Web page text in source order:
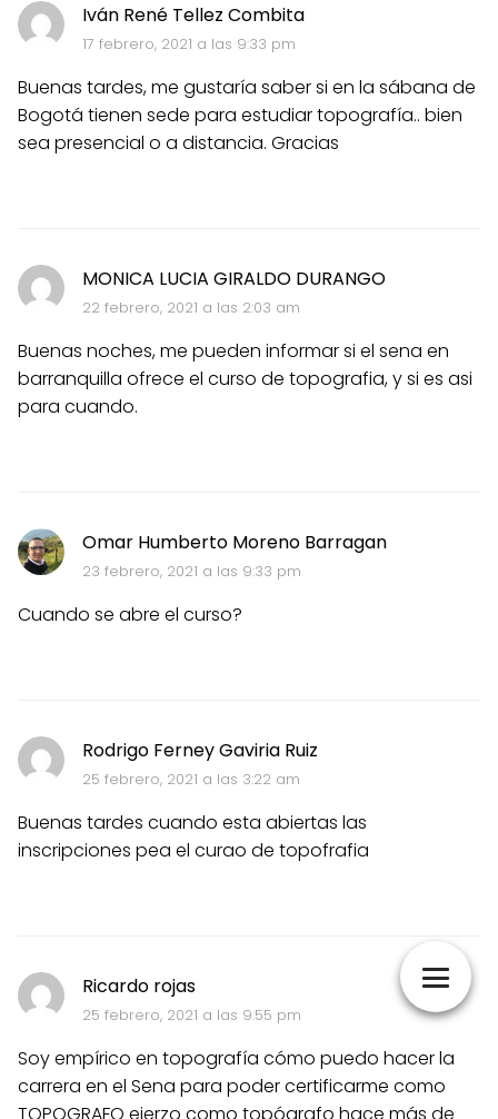
Iván René Tellez Combita
17 febrero, 2021 a las 9:33 pm
Buenas tardes, me gustaría saber si en la sábana de
Bogotá tienen sede para estudiar topografía.. bien
sea presencial o a distancia. Gracias
MONICA LUCIA GIRALDO DURANGO
22 febrero, 2021 a las 2:03 am
Buenas noches, me pueden informar si el sena en
barranquilla ofrece el curso de topografia, y si es asi
para cuando.
Omar Humberto Moreno Barragan
23 febrero, 2021 a las 9:33 pm
Cuando se abre el curso?
Rodrigo Ferney Gaviria Ruiz
25 febrero, 2021 a las 3:22 am
Buenas tardes cuando esta abiertas las
inscripciones pea el curao de topofrafia
Ricardo rojas
25 febrero, 2021 a las 9:55 pm
Soy empírico en topografía cómo puedo hacer la
carrera en el Sena para poder certificarme como
TOPOGRAFO ejerzo como topógrafo hace más de